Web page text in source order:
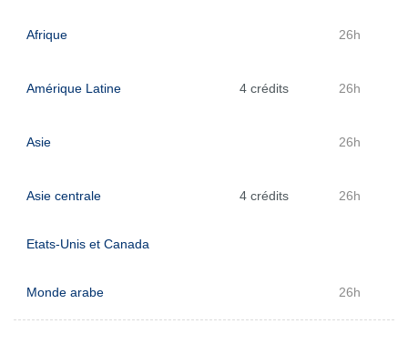
Afrique 26h
Amérique Latine 4 crédits 26h
Asie 26h
Asie centrale 4 crédits 26h
Etats-Unis et Canada
Monde arabe 26h